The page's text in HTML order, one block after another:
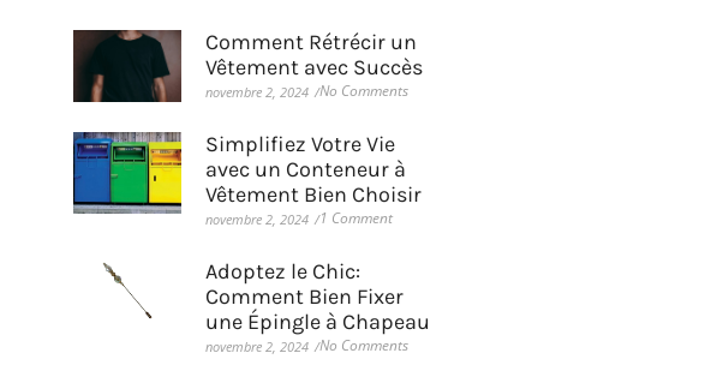
Comment Rétrécir un
Vêtement avec Succès
novembre 2, 2024 /No Comments
Simplifiez Votre Vie
avec un Conteneur à
Vêtement Bien Choisir
novembre 2, 2024 /1 Comment
Adoptez le Chic:
Comment Bien Fixer
une Épingle à Chapeau
novembre 2, 2024 /No Comments